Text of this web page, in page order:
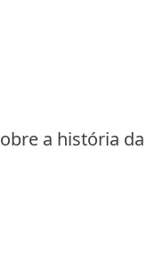
a história da